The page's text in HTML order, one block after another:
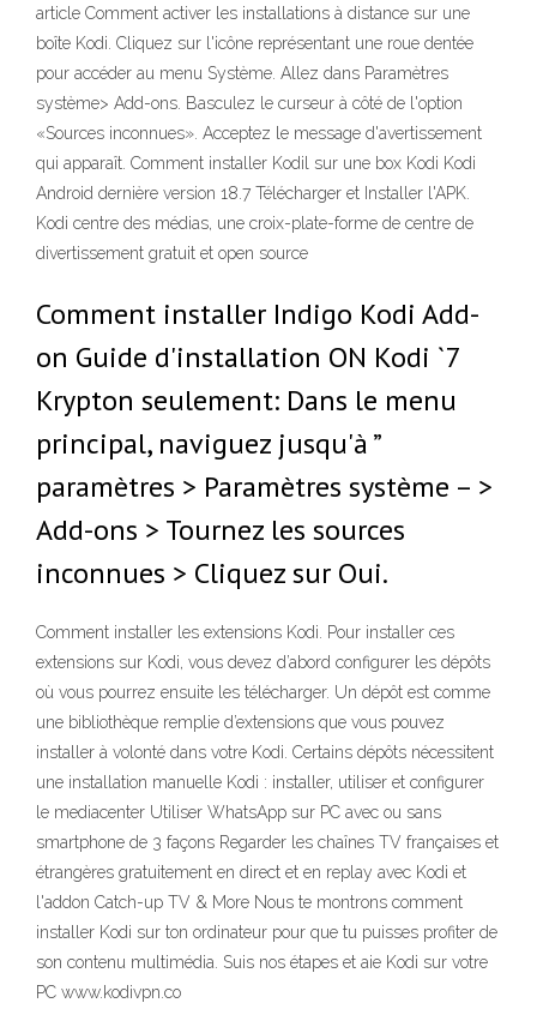
article Comment activer les installations à distance sur une
boîte Kodi. Cliquez sur l'icône représentant une roue dentée
pour accéder au menu Système. Allez dans Paramètres
système> Add-ons. Basculez le curseur à côté de l'option
«Sources inconnues». Acceptez le message d'avertissement
qui apparaît. Comment installer Kodil sur une box Kodi Kodi
Android dernière version 18.7 Télécharger et Installer l'APK.
Kodi centre des médias, une croix-plate-forme de centre de
divertissement gratuit et open source
Comment installer Indigo Kodi Add-
on Guide d'installation ON Kodi `7
Krypton seulement: Dans le menu
principal, naviguez jusqu'à ”
paramètres > Paramètres système – >
Add-ons > Tournez les sources
inconnues > Cliquez sur Oui.
Comment installer les extensions Kodi. Pour installer ces
extensions sur Kodi, vous devez d’abord configurer les dépôts
où vous pourrez ensuite les télécharger. Un dépôt est comme
une bibliothèque remplie d’extensions que vous pouvez
installer à volonté dans votre Kodi. Certains dépôts nécessitent
une installation manuelle Kodi : installer, utiliser et configurer
le mediacenter Utiliser WhatsApp sur PC avec ou sans
smartphone de 3 façons Regarder les chaînes TV françaises et
étrangères gratuitement en direct et en replay avec Kodi et
l'addon Catch-up TV & More Nous te montrons comment
installer Kodi sur ton ordinateur pour que tu puisses profiter de
son contenu multimédia. Suis nos étapes et aie Kodi sur votre
PC www.kodivpn.co